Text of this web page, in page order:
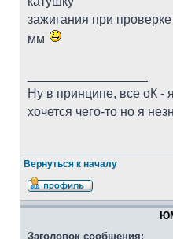
зажигания при
мм
Ну в принципе, все оК -
хочется чего-то но я
Вернуться к началу
Заголовок сообщения: